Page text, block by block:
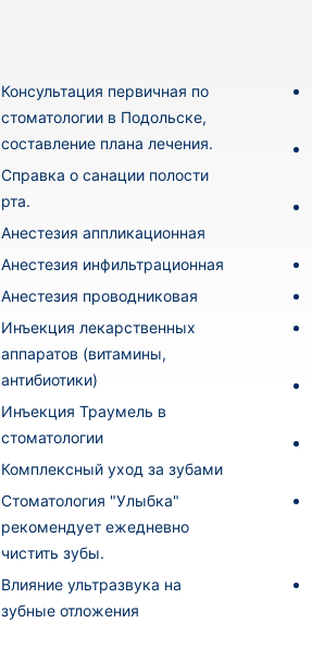
Консультация первичная по
стоматологии в Подольске,
составление плана лечения.
Cправка о санации полости
рта.
Анестезия аппликационная
Анестезия инфильтрационная
Анестезия проводниковая
Инъекция лекарственных
аппаратов (витамины,
антибиотики)
Инъекция Траумель в
стоматологии
Комплексный уход за зубами
Стоматология "Улыбка"
рекомендует ежедневно
чистить зубы.
Влияние ультразвука на
зубные отложения